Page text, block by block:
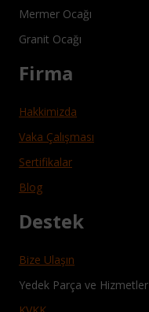
Mermer Ocağı
Granit Ocağı
Firma
Hakkimizda
Vaka Çalışması
Sertifikalar
Blog
Destek
Bize Ulaşın
Yedek Parça ve Hizmetler